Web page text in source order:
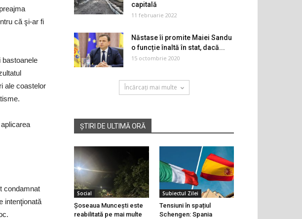
că şi-ar fi
bastoanele
ale coastelor
condamnat
intenţionată
capitală
11 februarie 2022
Năstase îi promite Maiei Sandu
o funcție înaltă în stat, dacă...
15 octombrie 2020
Încărcați mai multe
ȘTIRI DE ULTIMĂ ORĂ
Social
Șoseaua Muncești este
reabilitată pe mai multe
Subiectul Zilei
Tensiuni în spațiul
Schengen: Spania